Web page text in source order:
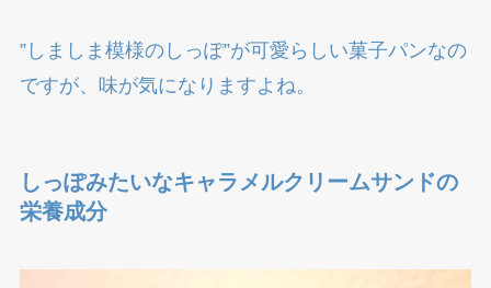
”しましま模様のしっぽ”が可愛らしい菓子パンなの
ですが、味が気になりますよね。
しっぽみたいなキャラメルクリームサンドの
栄養成分